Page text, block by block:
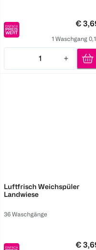
€
1 Waschgang
1
Quantity: 1
Luftfrisch Weichspüler
Landwiese
36 Waschgänge
€